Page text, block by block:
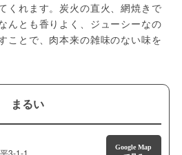
くれます。炭火の直火、網焼きで
んとも香りよく、ジューシーなの
ことで、肉本来の雑味のない味を
まるい
Google Map